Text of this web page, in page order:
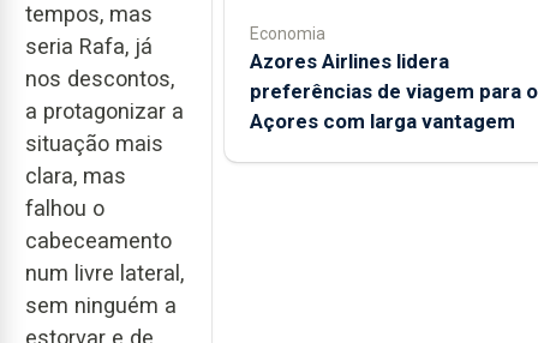
tempos, mas
seria Rafa, já
nos descontos,
a protagonizar a
situação mais
clara, mas
falhou o
cabeceamento
num livre lateral,
sem ninguém a
estorvar e de
Economia
Azores Airlines lidera
preferências de viagem para
Açores com larga vantagem